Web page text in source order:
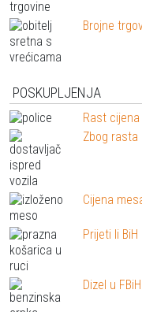
Brojne
POSKUPLJENJA
Rast
Zbog rasta
Cijena
Prijeti li
Dizel u